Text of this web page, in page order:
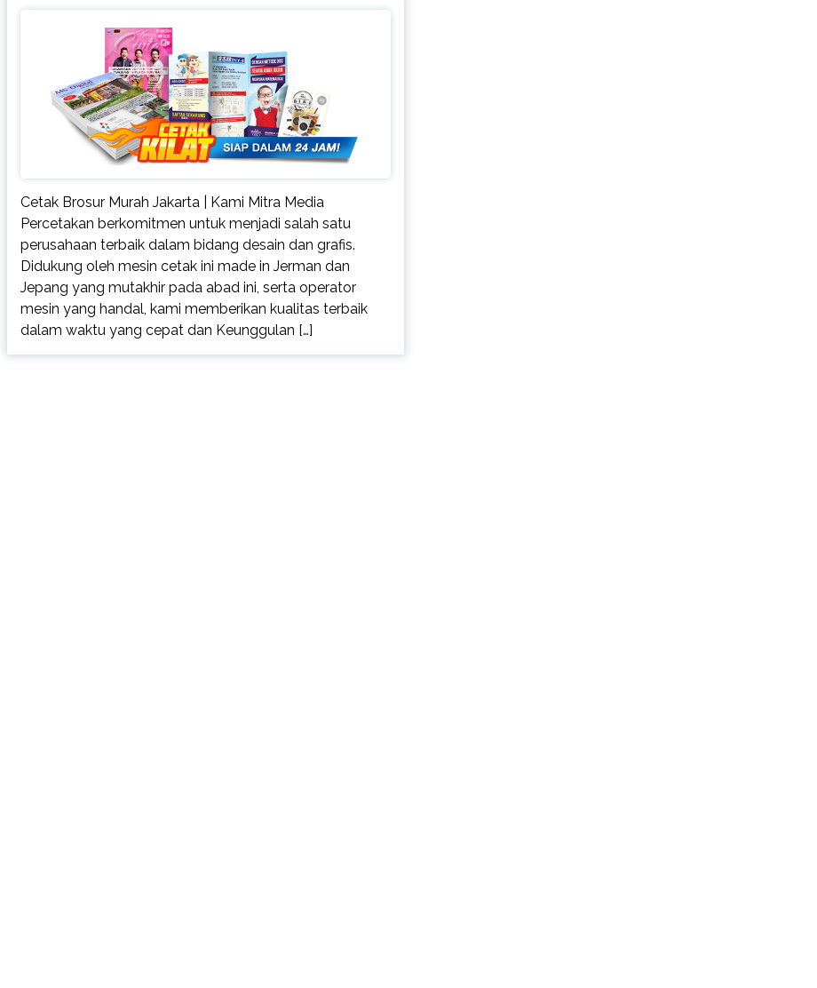
Cetak Brosur Murah Jakarta | Kami Mitra Media
Percetakan berkomitmen untuk menjadi salah satu
perusahaan terbaik dalam bidang desain dan grafis.
Didukung oleh mesin cetak ini made in Jerman dan
Jepang yang mutakhir pada abad ini, serta operator
mesin yang handal, kami memberikan kualitas terbaik
dalam waktu yang cepat dan Keunggulan […]